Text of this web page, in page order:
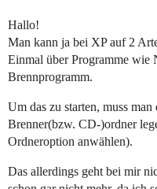
Hallo!
Man kann ja bei XP auf 2
Einmal über Programme wie
Brennprogramm.
Um das zu starten, muss
Brenner(bzw. CD-)ordner
Ordneroption anwählen).
Das allerdings geht bei mir